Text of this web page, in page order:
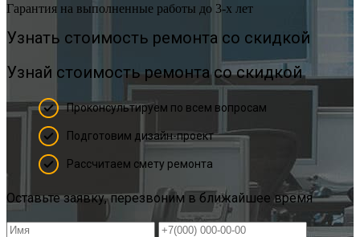
Гарантия на выполненные работы до 3-х лет
Узнать стоимость ремонта со скидкой
Узнай стоимость ремонта со скидкой
Проконсультируем по всем вопросам
Подготовим дизайн-проект
Рассчитаем смету ремонта
Оставьте заявку, перезвоним в ближайшее время